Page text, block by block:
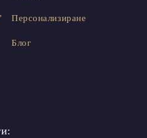
Персонализиране
Блог